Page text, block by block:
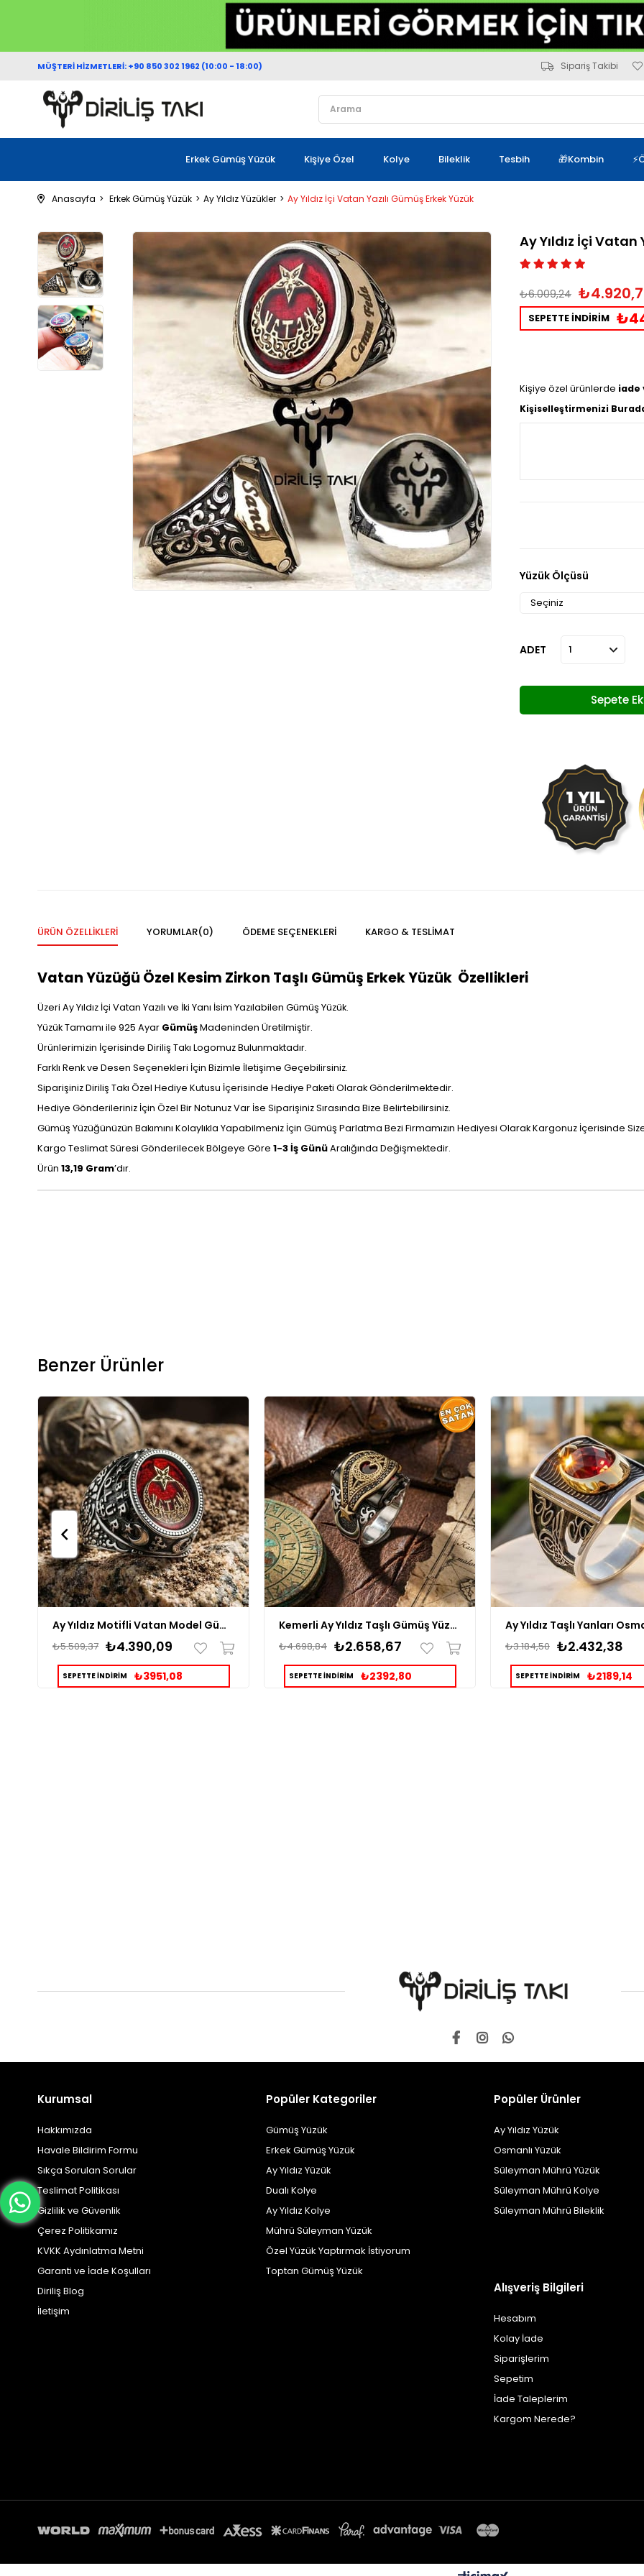
MÜŞTERİ HİZMETLERİ: +90 850 302 1962 (10:00 - 18:00) Sipariş Takibi
Erkek Gümüş Yüzük Kişiye Özel Kolye Bileklik Tesbih 🎁Kombin
Anasayfa Erkek Gümüş Yüzük Ay Yıldız Yüzükler Ay Yıldız İçi Vatan Yazılı Gümüş Erkek Yüzük
Ay Yıldız İçi Vatan
₺6.009,24
SEPETTE İNDİRİM
Kişiye özel ürünlerde iade
Kişiselleştirmenizi
Yüzük Ölçüsü
ADET
ÜRÜN ÖZELLIKLERI YORUMLAR(0) ÖDEME SEÇENEKLERI KARGO & TESLIMAT
Vatan Yüzüğü Özel Kesim Zirkon Taşlı Gümüş Erkek Yüzük Özellikleri
Üzeri Ay Yıldız İçi Vatan Yazılı ve İki Yanı İsim Yazılabilen Gümüş Yüzük.
Yüzük Tamamı ile 925 Ayar GümüşMadeninden Üretilmiştir.
Ürünlerimizin İçerisinde Diriliş Takı Logomuz Bulunmaktadır.
Farklı Renk ve Desen Seçenekleri İçin Bizimle İletişime Geçebilirsiniz.
Siparişiniz Diriliş Takı Özel Hediye Kutusu İçerisinde Hediye Paketi Olarak Gönderilmektedir.
Hediye Gönderileriniz İçin Özel Bir Notunuz Var İse Siparişiniz Sırasında Bize Belirtebilirsiniz.
Gümüş Yüzüğünüzün Bakımını Kolaylıkla Yapabilmeniz İçin Gümüş Parlatma Bezi Firmamızın Hediyesi Olarak Kargonuz İçerisinde Size
Kargo Teslimat Süresi Gönderilecek Bölgeye Göre 1-3 İş GünüAralığında Değişmektedir.
Ürün 13,19 Gram’dır.
Benzer Ürünler
Ay Yıldız Motifli Vatan Model Gümüş Erkek Yüzük
₺4.390,09
₺5.509,37
SEPETTE İNDİRİM ₺3951,08
Kemerli Ay Yıldız Taşlı Gümüş Yüzük
₺2.658,67
₺4.698,84
SEPETTE İNDİRİM ₺2392,80
₺2.432,38
₺3.184,50
SEPETTE İNDİRİM ₺2189,14
Kurumsal
Hakkımızda
Havale Bildirim Formu
Sıkça Sorulan Sorular
Teslimat Politikası
Gizlilik ve Güvenlik
Çerez Politikamız
KVKK Aydınlatma Metni
Garanti ve İade Koşulları
Diriliş Blog
İletişim
Popüler Kategoriler
Gümüş Yüzük
Erkek Gümüş Yüzük
Ay Yıldız Yüzük
Dualı Kolye
Ay Yıldız Kolye
Mührü Süleyman Yüzük
Özel Yüzük Yaptırmak İstiyorum
Toptan Gümüş Yüzük
Popüler Ürünler
Ay Yıldız Yüzük
Osmanlı Yüzük
Süleyman Mührü Yüzük
Süleyman Mührü Kolye
Süleyman Mührü Bileklik
Alışveriş Bilgileri
Hesabım
Kolay İade
Siparişlerim
Sepetim
İade Taleplerim
Kargom Nerede?